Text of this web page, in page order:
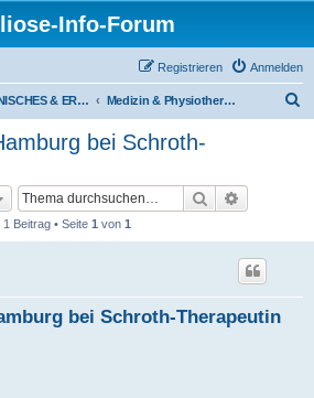
Info-Forum
Anmelden
Registrieren
MEDIZINISCHES & ERFAHRUNGSAUSTAUSCH über Skoliose und Hyperkyphose Medizin & Physiotherapie
bei Schroth-
Suche
1 Beitrag • Seite 1 von 1
bei Schroth-Therapeutin